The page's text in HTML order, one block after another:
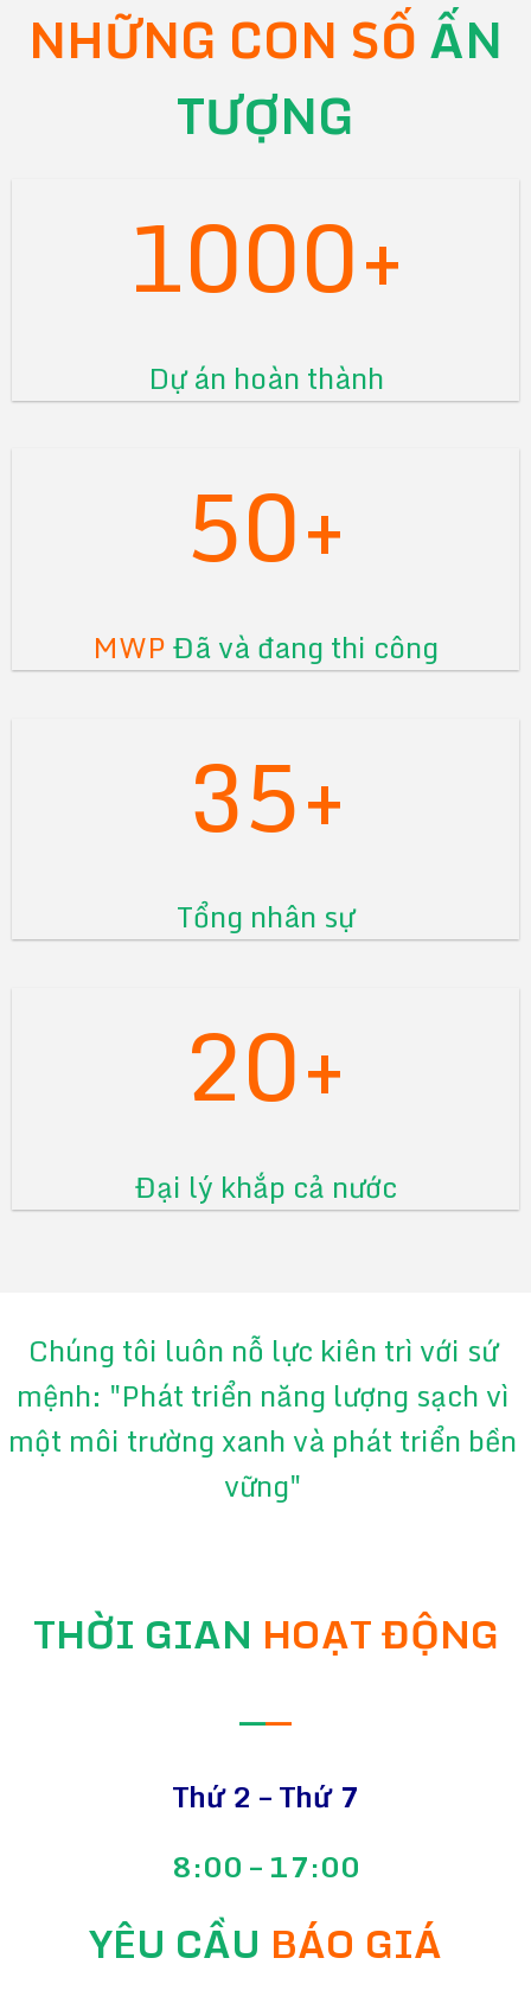
NHỮNG CON SỐ ẤN
TƯỢNG
1000+
Dự án hoàn thành
50+
MWPĐã và đang thi công
35+
Tổng nhân sự
20+
Đại lý khắp cả nước
Chúng tôi luôn nỗ lực kiên trì với sứ
mệnh: "Phát triển năng lượng sạch vì
một môi trường xanh và phát triển bền
vững"
THỜI GIAN HOẠT ĐỘNG
——
Thứ 2 – Thứ 7
8:00 – 17:00
YÊU CẦU BÁO GIÁ